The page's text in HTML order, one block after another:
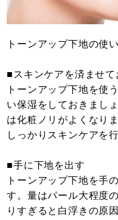
トーンアップ下地の使
■スキンケアを済ませて
トーンアップ下地を使
い保湿をしておきまし
は化粧ノリがよくなり
しっかりスキンケアを
■手に下地を出す
トーンアップ下地を手
す。量はパール大程度
りすぎると白浮きの原